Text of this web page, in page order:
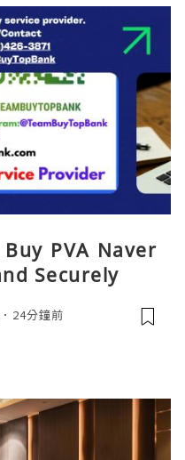
PVA Naver
Securely
24分鐘前